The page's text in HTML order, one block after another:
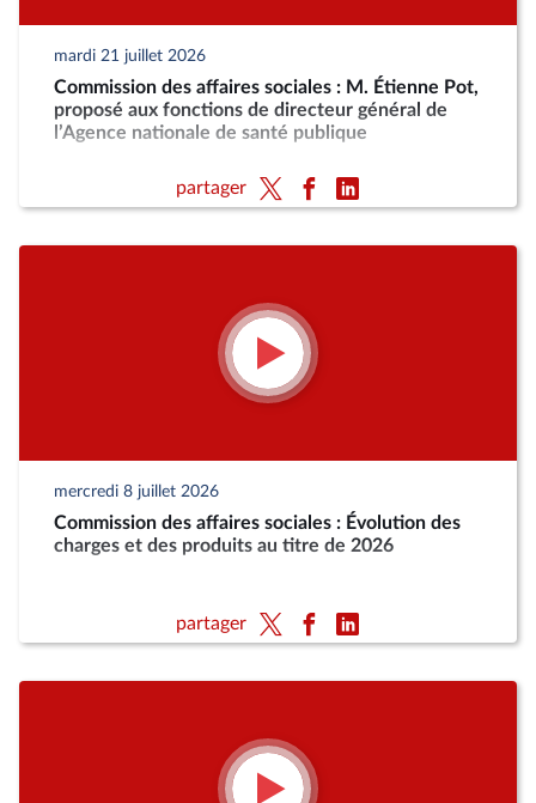
mardi 21 juillet 2026
Commission des affaires sociales : M. Étienne Pot,
proposé aux fonctions de directeur général de
l’Agence nationale de santé publique
partager
mercredi 8 juillet 2026
Commission des affaires sociales : Évolution des
charges et des produits au titre de 2026
partager